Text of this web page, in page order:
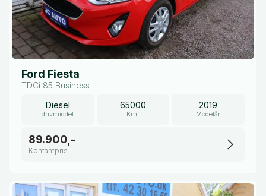
Ford Fiesta
TDCi 85 Business
Diesel
drivmiddel
65000
Km.
2019
Modelår
89.900,-
Kontantpris